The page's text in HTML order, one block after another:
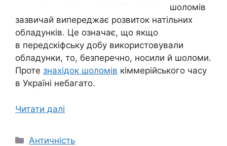
шоломів
зазвичай випереджає розвиток натільних
обладунків. Це означає, що якщо
в передскіфську добу використовували
обладунки, то, безперечно, носили й шоломи.
Проте знахідок шоломів кіммерійського часу
в Україні небагато.
Читати далі
Категорії
Античність